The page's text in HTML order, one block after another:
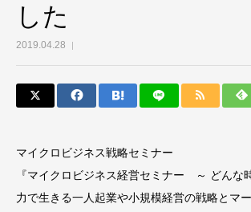
した
2019.04.28
マイクロビジネス戦略セミナー
『マイクロビジネス経営セミナー ～ どんな
力で生きる一人起業や小規模経営の戦略とマ